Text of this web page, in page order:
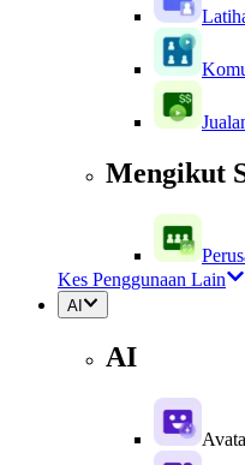
Mengikut
Kes Penggunaan Lain
AI
AI